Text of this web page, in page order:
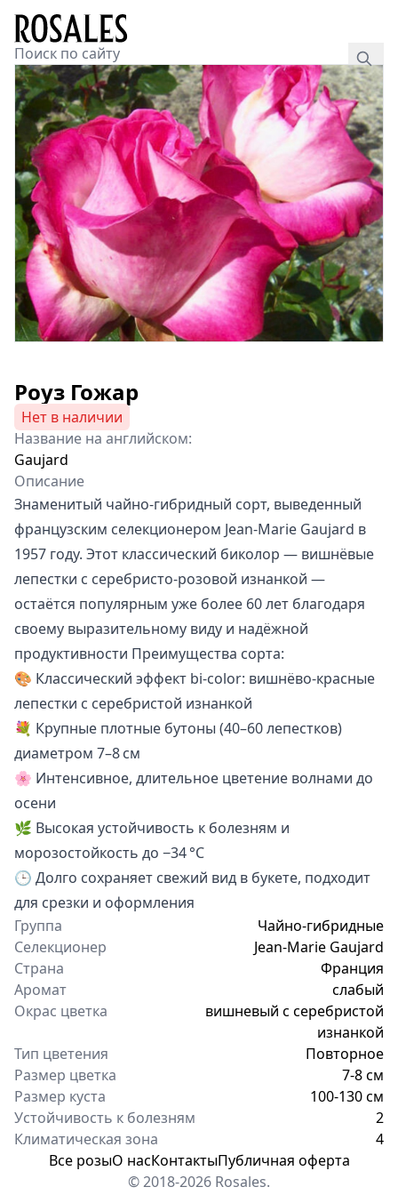
Роуз Гожар
Нет в наличии
Название на английском:
Gaujard
Описание
Знаменитый чайно-гибридный сорт, выведенный
французским селекционером Jean‑Marie Gaujard в
1957 году. Этот классический биколор — вишнёвые
лепестки с серебристо-розовой изнанкой —
остаётся популярным уже более 60 лет благодаря
своему выразительному виду и надёжной
продуктивности Преимущества сорта:
🎨 Классический эффект bi‑color: вишнёво-красные
лепестки с серебристой изнанкой
💐 Крупные плотные бутоны (40–60 лепестков)
диаметром 7–8 см
🌸 Интенсивное, длительное цветение волнами до
осени
🌿 Высокая устойчивость к болезням и
морозостойкость до −34 °C
🕒 Долго сохраняет свежий вид в букете, подходит
для срезки и оформления
Группа
Чайно-гибридные
Селекционер
Jean-Marie Gaujard
Страна
Франция
Аромат
слабый
Окрас цветка
вишневый с серебристой
изнанкой
Тип цветения
Повторное
Размер цветка
7-8 см
Размер куста
100-130 см
Устойчивость к болезням
2
Климатическая зона
4
Все розыО насКонтактыПубличная оферта
© 2018-2026 Rosales.